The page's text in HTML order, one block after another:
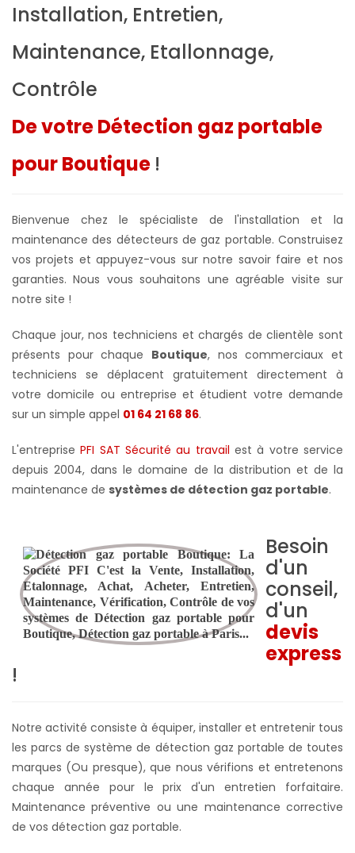
Installation, Entretien,
Maintenance, Etallonnage,
Contrôle
De votre Détection gaz portable
pour Boutique !
Bienvenue chez le spécialiste de l'installation et la
maintenance des détecteurs de gaz portable. Construisez
vos projets et appuyez-vous sur notre savoir faire et nos
garanties. Nous vous souhaitons une agréable visite sur
notre site !
Chaque jour, nos techniciens et chargés de clientèle sont
présents pour chaque Boutique, nos commerciaux et
techniciens se déplacent gratuitement directement à
votre domicile ou entreprise et étudient votre demande
sur un simple appel 01 64 21 68 86.
L'entreprisePFI SAT Sécurité au travail est à votre service
depuis 2004, dans le domaine de la distribution et de la
maintenance de systèmes de détection gaz portable.
Besoin
d'un
conseil,
d'un
devis
express
!
Notre activité consiste à équiper, installer et entretenir tous
les parcs de système de détection gaz portable de toutes
marques (Ou presque), que nous vérifions et entretenons
chaque année pour le prix d'un entretien forfaitaire.
Maintenance préventive ou une maintenance corrective
de vos détection gaz portable.